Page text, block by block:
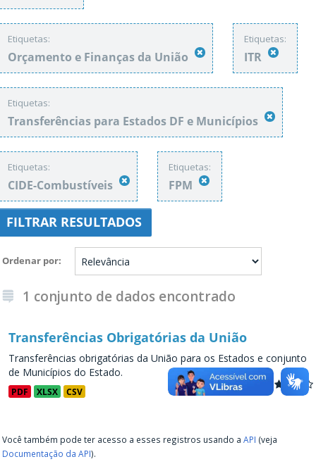
Etiquetas:
Orçamento e Finanças da União
Etiquetas:
ITR
Etiquetas:
Transferências para Estados DF e Municípios
Etiquetas:
CIDE-Combustíveis
Etiquetas:
FPM
FILTRAR RESULTADOS
Ordenar por
1 conjunto de dados encontrado
Transferências Obrigatórias da União
Transferências obrigatórias da União para os Estados e conjunto
de Municípios do Estado.
PDF XLSX CSV
Você também pode ter acesso a esses registros usando a API (veja
Documentação da API).